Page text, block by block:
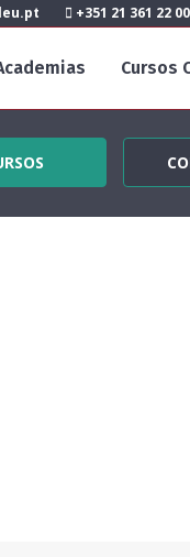
+351 21 361 22 00
Cursos